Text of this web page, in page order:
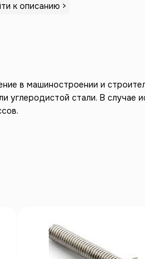
к описанию >
в машиностроении и
углеродистой стали. В